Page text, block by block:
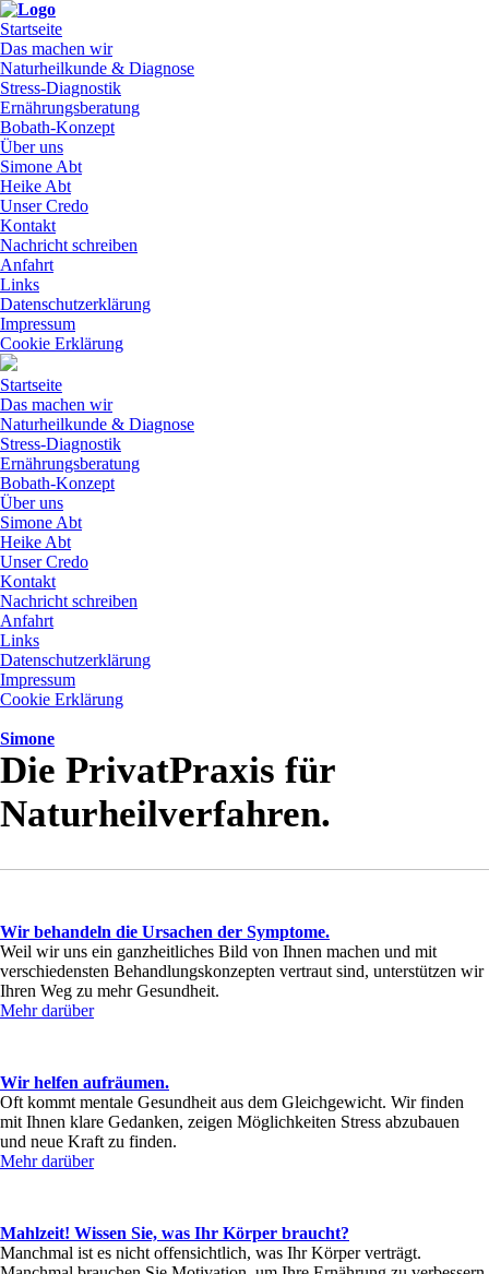
Startseite
Das machen wir
Naturheilkunde & Diagnose
Stress-Diagnostik
Ernährungsberatung
Bobath-Konzept
Über uns
Simone Abt
Heike Abt
Unser Credo
Kontakt
Nachricht schreiben
Anfahrt
Links
Datenschutzerklärung
Impressum
Cookie Erklärung
Startseite
Das machen wir
Naturheilkunde & Diagnose
Stress-Diagnostik
Ernährungsberatung
Bobath-Konzept
Über uns
Simone Abt
Heike Abt
Unser Credo
Kontakt
Nachricht schreiben
Anfahrt
Links
Datenschutzerklärung
Impressum
Cookie Erklärung
Simone
Die PrivatPraxis für
Naturheilverfahren.
Wir behandeln die Ursachen der Symptome.
Weil wir uns ein ganzheitliches Bild von Ihnen machen und mit
verschiedensten Behandlungskonzepten vertraut sind, unterstützen wir
Ihren Weg zu mehr Gesundheit.
Mehr darüber
Wir helfen aufräumen.
Oft kommt mentale Gesundheit aus dem Gleichgewicht. Wir finden
mit Ihnen klare Gedanken, zeigen Möglichkeiten Stress abzubauen
und neue Kraft zu finden.
Mehr darüber
Mahlzeit! Wissen Sie, was Ihr Körper braucht?
Manchmal ist es nicht offensichtlich, was Ihr Körper verträgt.